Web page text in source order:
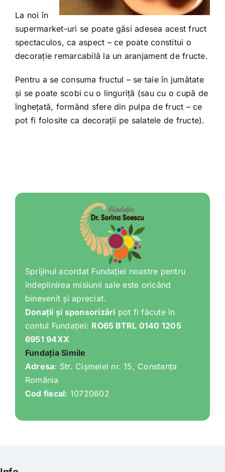
La noi în
supermarket-uri se poate găsi adesea acest fruct
spectaculos, ca aspect – ce poate constitui o
decorație remarcabilă la un aranjament de fructe.
Pentru a se consuma fructul – se taie în jumătate
și se poate scobi cu o linguriță (sau cu o cupă de
înghețată, formând sfere din pulpa de fruct – ce
pot fi folosite ca decorații pe salatele de fructe).
Sprijinul acordat Fundației noastre pentru
îndeplinirea misiunii sale este oricând
binevenit și apreciat.
Donații și sponsorizări pot fi făcute în
contul Fundației: RO65 BTRL 0140 1205
6951 94XX
Fundația Simile
Adresa: Str. Cișmelei nr. 15, Constanța
România
Cod fiscal: 10720602